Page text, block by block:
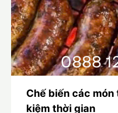
Chế biến các
kiệm thời gian